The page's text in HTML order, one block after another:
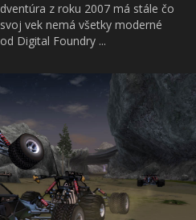
z roku 2007 má stále čo
vek nemá všetky moderné
Digital Foundry ...